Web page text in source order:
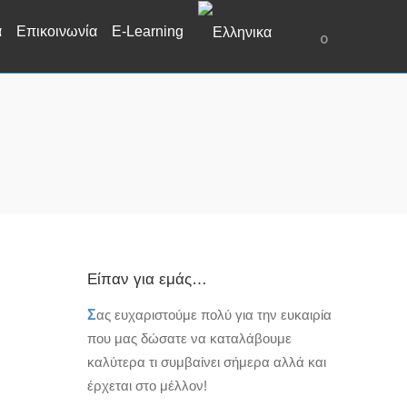
0
Επικοινωνία E-Learning
Είπαν για εμάς…
Σας ευχαριστούμε πολύ για την ευκαιρία
που μας δώσατε να καταλάβουμε
καλύτερα τι συμβαίνει σήμερα αλλά και
έρχεται στο μέλλον!